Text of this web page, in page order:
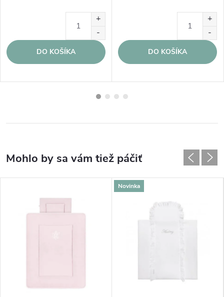
DO KOŠÍKA DO KOŠÍKA
Novinka